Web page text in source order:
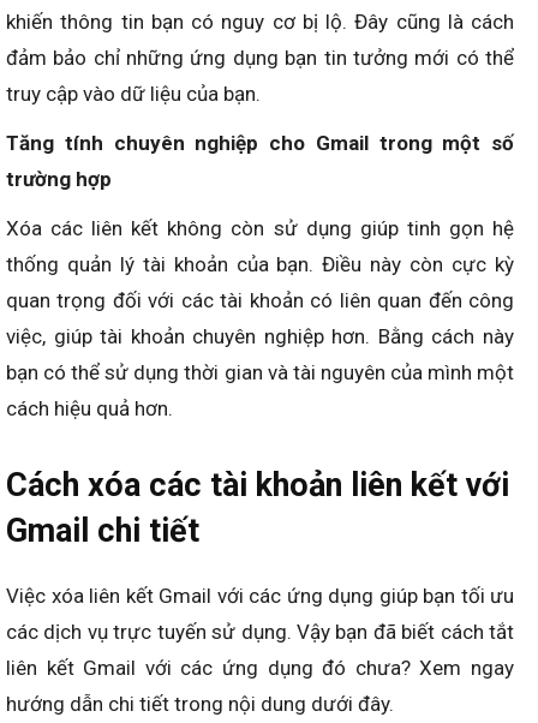
khiến thông tin bạn có nguy cơ bị lộ. Đây cũng là cách
đảm bảo chỉ những ứng dụng bạn tin tưởng mới có thể
truy cập vào dữ liệu của bạn.
Tăng tính chuyên nghiệp cho Gmail trong một số
trường hợp
Xóa các liên kết không còn sử dụng giúp tinh gọn hệ
thống quản lý tài khoản của bạn. Điều này còn cực kỳ
quan trọng đối với các tài khoản có liên quan đến công
việc, giúp tài khoản chuyên nghiệp hơn. Bằng cách này
bạn có thể sử dụng thời gian và tài nguyên của mình một
cách hiệu quả hơn.
Cách xóa các tài khoản liên kết với
Gmail chi tiết
Việc xóa liên kết Gmail với các ứng dụng giúp bạn tối ưu
các dịch vụ trực tuyến sử dụng. Vậy bạn đã biết cách tắt
liên kết Gmail với các ứng dụng đó chưa? Xem ngay
hướng dẫn chi tiết trong nội dung dưới đây.